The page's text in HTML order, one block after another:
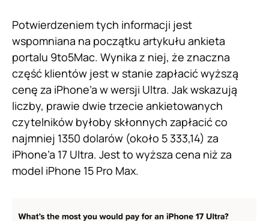
Potwierdzeniem tych informacji jest
wspomniana na początku artykułu ankieta
portalu 9to5Mac. Wynika z niej, że znaczna
część klientów jest w stanie zapłacić wyższą
cenę za iPhone’a w wersji Ultra. Jak wskazują
liczby, prawie dwie trzecie ankietowanych
czytelników byłoby skłonnych zapłacić co
najmniej 1350 dolarów (około 5 333,14) za
iPhone’a 17 Ultra. Jest to wyższa cena niż za
model iPhone 15 Pro Max.